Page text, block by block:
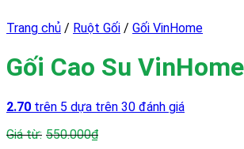
Trang chủ / Ruột Gối / Gối VinHome
Gối Cao Su
2.70 trên 5 dựa trên 30 đánh giá
550.000₫